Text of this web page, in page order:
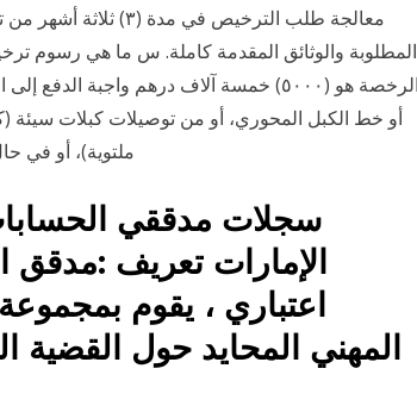
معالجة طلب الترخيص
المطلوبة والوثائق المقدمة كاملة. س ما هي رسوم
الرخصة هو (٥٠٠٠) خمسة آلاف درهم واجبة
ملتوية)، أو في
سجلات مدققي
الإمارات تعريف
اعتباري ، يقوم
المهني المحايد حول